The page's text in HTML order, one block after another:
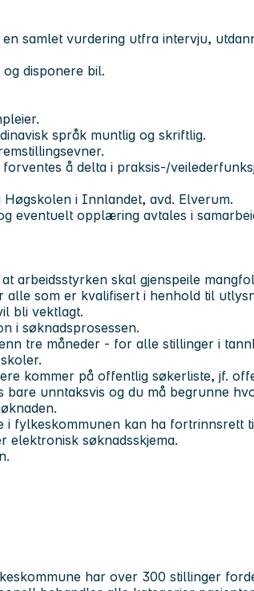
samlet vurdering utfra intervju,
disponere bil.
språk muntlig og skriftlig.
å delta i praksis-/
i Innlandet, avd. Elverum.
eventuelt opplæring avtales i
arbeidsstyrken skal gjenspeile
som er kvalifisert i henhold til
bli vektlagt.
i søknadsprosessen.
tre måneder - for alle stillinger i
kommer på offentlig søkerliste, jf.
bare unntaksvis og du må begrunne
til søknaden.
i fylkeskommunen kan ha fortrinnsrett
elektronisk søknadsskjema.
har over 300 stillinger